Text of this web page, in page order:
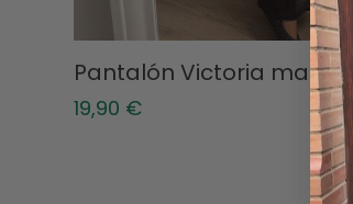
Pantalón Victoria marrón
19,90 €